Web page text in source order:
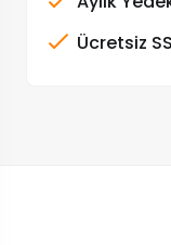
Ücretsiz